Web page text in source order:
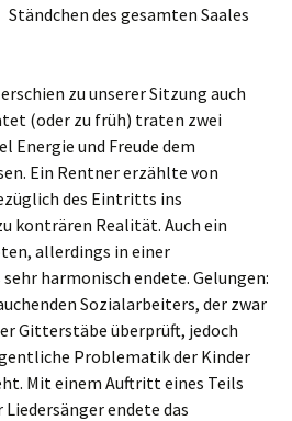
Ständchen des gesamten Saales
zu unserer Sitzung auch
(oder zu früh) traten zwei
Energie und Freude dem
Ein Rentner erzählte von
des Eintritts ins
konträren Realität. Auch ein
allerdings in einer
harmonisch endete. Gelungen:
Sozialarbeiters, der zwar
Gitterstäbe überprüft, jedoch
Problematik der Kinder
Mit einem Auftritt eines Teils
endete das